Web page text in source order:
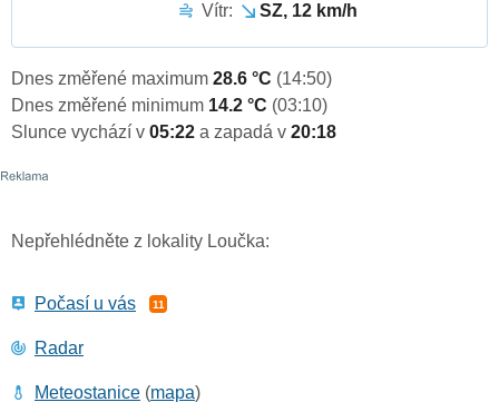
Vítr:
SZ, 12 km/h
Dnes změřené maximum 28.6 °C (14:50)
Dnes změřené minimum 14.2 °C (03:10)
Slunce vychází v 05:22 a zapadá v 20:18
Nepřehlédněte z lokality Loučka:
Počasí u vás 11
Radar
Meteostanice (mapa)